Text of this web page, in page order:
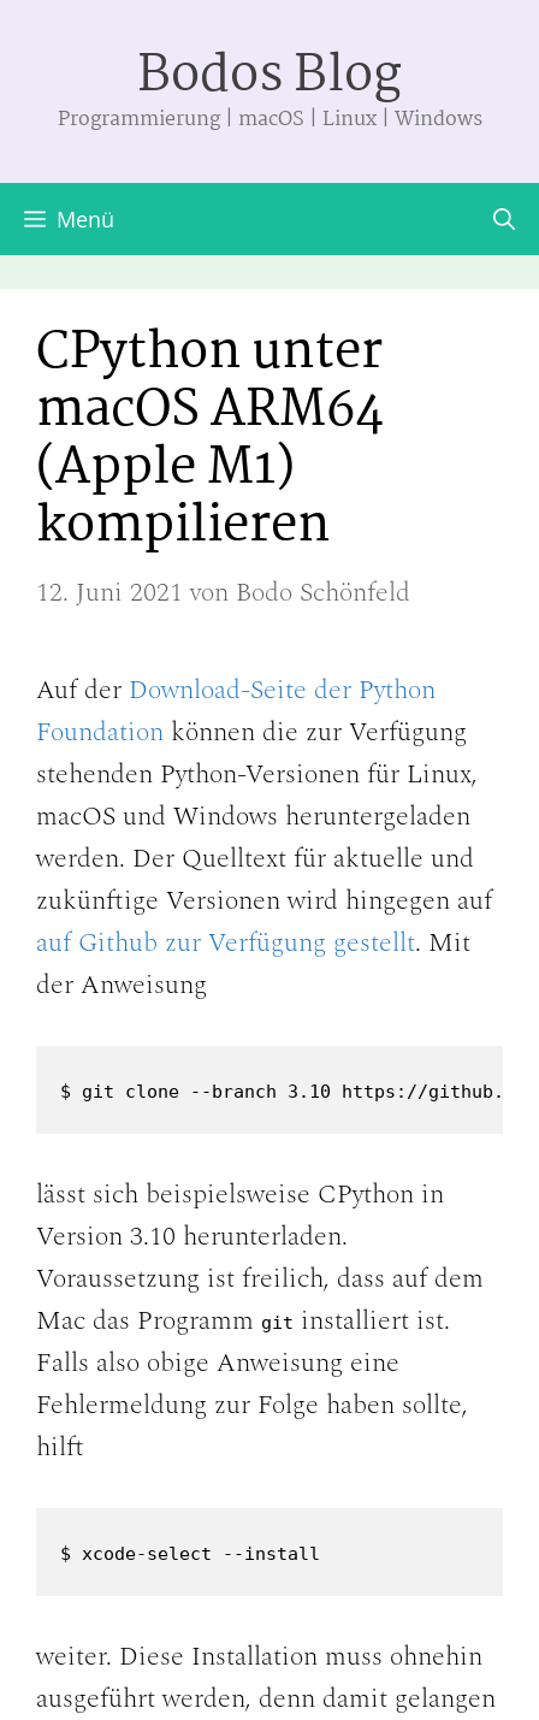
springen
Bodos Blog
Programmierung | macOS | Linux | Windows
Menü
CPython unter
macOS ARM64
(Apple M1)
kompilieren
12. Juni 2021 von Bodo Schönfeld
Auf der Download-Seite der Python
Foundation können die zur Verfügung
stehenden Python-Versionen für Linux,
macOS und Windows heruntergeladen
werden. Der Quelltext für aktuelle und
zukünftige Versionen wird hingegen auf
auf Github zur Verfügung gestellt. Mit
der Anweisung
$ git clone --branch 3.10 https://
lässt sich beispielsweise CPython in
Version 3.10 herunterladen.
Voraussetzung ist freilich, dass auf dem
Mac das Programm git installiert ist.
Falls also obige Anweisung eine
Fehlermeldung zur Folge haben sollte,
hilft
$ xcode-select --install
weiter. Diese Installation muss ohnehin
ausgeführt werden, denn damit gelangen